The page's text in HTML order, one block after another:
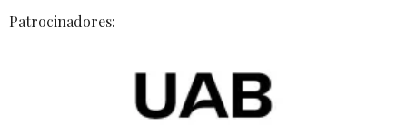
Patrocinadores: